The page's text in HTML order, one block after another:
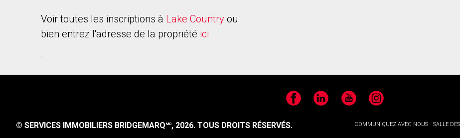
Voir toutes les inscriptions à Lake Country ou
bien entrez l'adresse de la propriété ici
.
FacebookLinkedIn YouTubeInstagram
COMMUNIQUEZ AVEC NOUS SALLE
© SERVICES IMMOBILIERS BRIDGEMARQMD, 2026. TOUS DROITS RÉSERVÉS.